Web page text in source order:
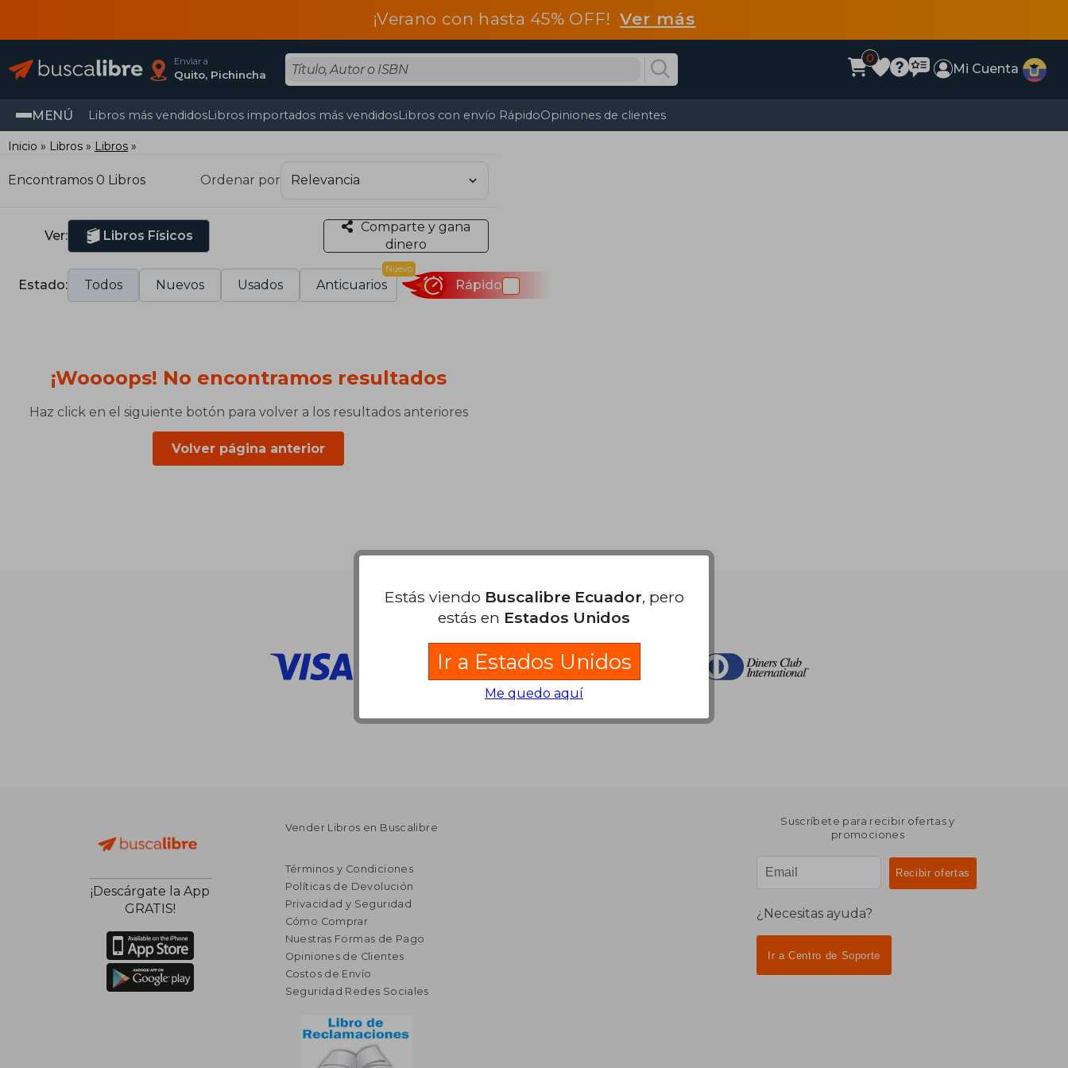
¡Verano con hasta 45% OFF!Ver más
Enviar a
Quito, Pichincha
0
Mi Cuenta
MENÚ Libros más vendidosLibros importados más vendidosLibros con envío RápidoOpiniones de clientes
Inicio Libros Libros
Encontramos 0 Libros Ordenar por
Ver: Libros Físicos
Comparte y gana
dinero
Estado: Todos Nuevos Usados Anticuarios
Nuevo
Rápido
¡Woooops! No encontramos resultados
Haz click en el siguiente botón para volver a los resultados anteriores
Volver página anterior
Nuestras Formas de Pago
¡Descárgate la App
GRATIS!
Vender Libros en Buscalibre
Términos y Condiciones
Políticas de Devolución
Privacidad y Seguridad
Cómo Comprar
Nuestras Formas de Pago
Opiniones de Clientes
Costos de Envío
Seguridad Redes Sociales
Suscríbete para recibir ofertas y
promociones
¿Necesitas ayuda?
Ir a Centro de Soporte
Estás viendo Buscalibre Ecuador, pero
estás en Estados Unidos
Ir a Estados Unidos
Me quedo aquí